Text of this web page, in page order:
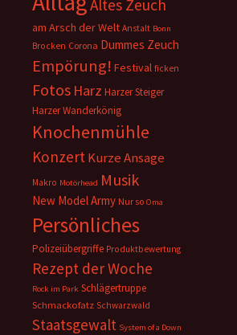
Altes Zeuch
am Arsch der Welt Anstalt Bonn
Brocken Corona Dummes Zeuch
Empörung! Festival ficken
Fotos Harz Harzer Steiger
Harzer Wanderkönig
Knochenmühle
KonzertKurze Ansage
Makro Motörhead Musik
New Model Army Nur so Oma
Persönliches
Polizeiübergriffe Produktbewertung
Rezept der Woche
Rock im Park Schlägertruppe
Schmackofatz Schwarzwald
Staatsgewalt System of a Down